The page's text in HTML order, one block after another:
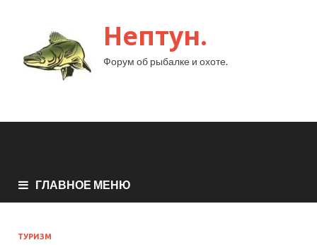
Нептун.
Форум об рыбалке и охоте.
ГЛАВНОЕ МЕНЮ
ТУРИЗМ